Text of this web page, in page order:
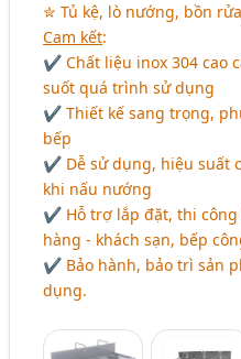
✮ Tủ kệ, lò nướng, bồn
Cam kết:
✔ Chất liệu inox 304 cao
suốt quá trình sử dụng
✔ Thiết kế sang trọng,
bếp
✔ Dễ sử dụng, hiệu suất
khi nấu nướng
✔ Hỗ trợ lắp đặt, thi
hàng - khách sạn, bếp
✔ Bảo hành, bảo trì sản
dụng.